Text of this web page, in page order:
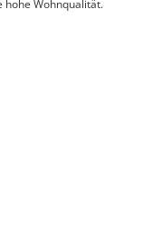
hohe Wohnqualität.